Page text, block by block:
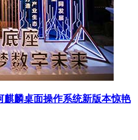
麒麟桌面操作系统新版本惊艳